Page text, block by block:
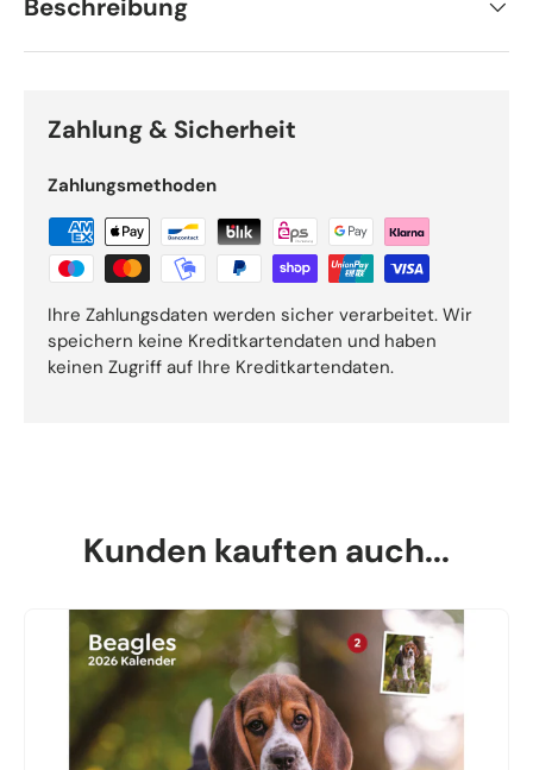
Beschreibung
Zahlung & Sicherheit
Zahlungsmethoden
Ihre Zahlungsdaten werden sicher verarbeitet. Wir
speichern keine Kreditkartendaten und haben
keinen Zugriff auf Ihre Kreditkartendaten.
Kunden kauften auch...